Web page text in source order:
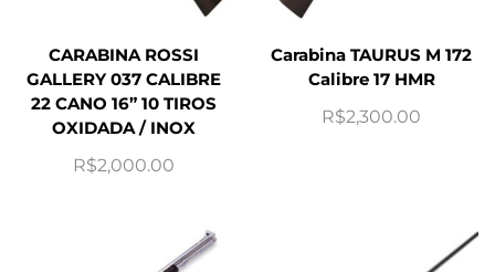
CARABINA ROSSI
GALLERY 037 CALIBRE
22 CANO 16” 10 TIROS
OXIDADA / INOX
R$2,000.00
Carabina TAURUS M 172
Calibre 17 HMR
R$2,300.00